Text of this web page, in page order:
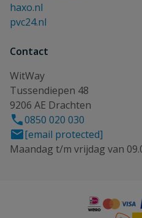
haxo.nl
pvc24.nl
Contact
WitWay
Tussendiepen 48
9206 AE Drachten
0850 020 030
[email protected]
Maandag t/m vrijdag van